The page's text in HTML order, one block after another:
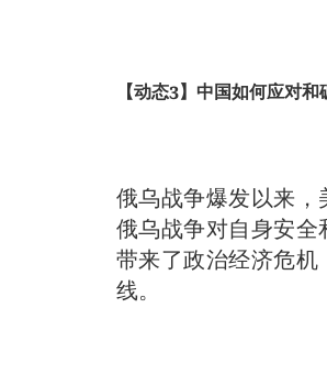
【动态3】中国如何应对
俄乌战争爆发以来
俄乌战争对自身安
带来了政治经济危
线。